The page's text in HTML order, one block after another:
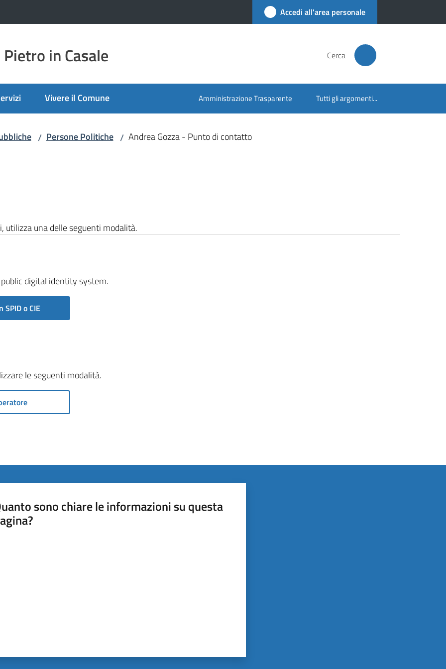
Accedi all'area personale
in Casale Cerca
Vivere il Comune Amministrazione Trasparente Tutti gli argomenti...
/ Persone Politiche / Andrea Gozza - Punto di contatto
utilizza una delle seguenti modalità.
digital identity system.
SPID o CIE
le seguenti modalità.
sono chiare le informazioni su questa